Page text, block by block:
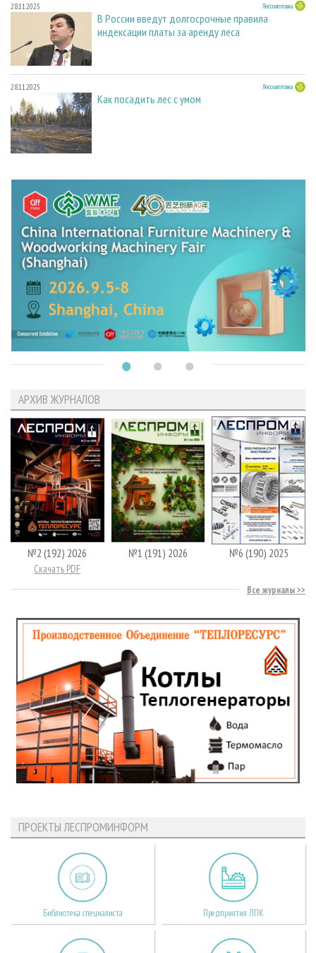
28.11.2025 Лесозаготовка
В России введут долгосрочные правила
индексации платы за аренду леса
28.11.2025 Лесозаготовка
Как посадить лес с умом
АРХИВ ЖУРНАЛОВ
№2 (192) 2026
Скачать PDF
№1 (191) 2026 №6 (190) 2025
Все журналы
ПРОЕКТЫ ЛЕСПРОМИНФОРМ
Библиотека специалиста Предприятия ЛПК